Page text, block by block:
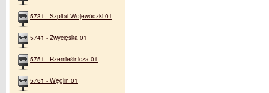
5731 - Szpital Wojewódzki 01
5741 - Zwycięska 01
5751 - Rzemieślnicza 01
5761 - Węglin 01